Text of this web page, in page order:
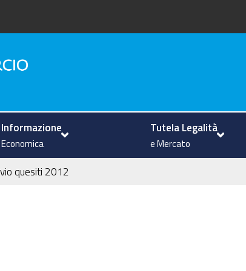
Informazione
Economica
Tutela Legalità
e Mercato
quesiti 2012